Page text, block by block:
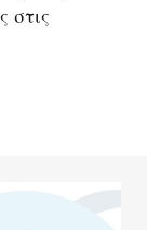
στις